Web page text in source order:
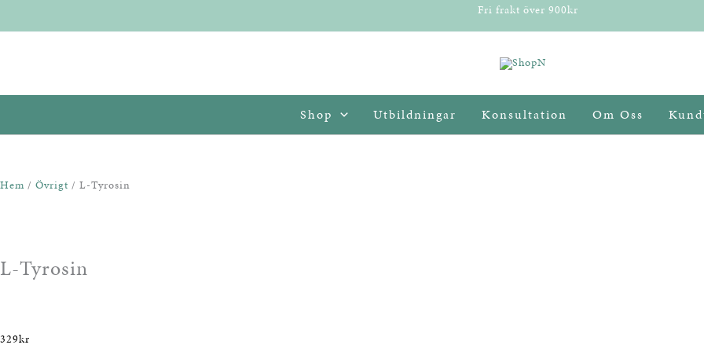
till
Fri frakt över 900kr
Shop Utbildningar Konsultation Om Oss
Hem / Övrigt / L-Tyrosin
L-Tyrosin
329kr
Tyrosin